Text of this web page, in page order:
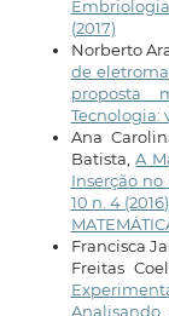
(2017)
Norberto
de
proposta
Tecnologia:
Ana
Batista,A
Inserção no
10 n. 4
Francisca
Freitas